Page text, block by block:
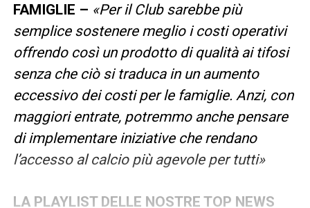
FAMIGLIE – «Per il Club sarebbe più
semplice sostenere meglio i costi operativi
offrendo così un prodotto di qualità ai tifosi
senza che ciò si traduca in un aumento
eccessivo dei costi per le famiglie. Anzi, con
maggiori entrate, potremmo anche pensare
di implementare iniziative che rendano
l’accesso al calcio più agevole per tutti»
LA PLAYLIST DELLE NOSTRE TOP NEWS